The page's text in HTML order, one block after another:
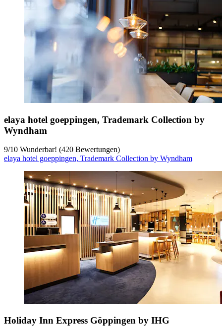
elaya hotel goeppingen, Trademark Collection by
Wyndham
9/10 Wunderbar! (420 Bewertungen)
elaya hotel goeppingen, Trademark Collection by Wyndham
Holiday Inn Express Göppingen by IHG